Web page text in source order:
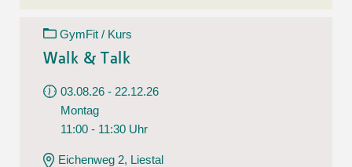
GymFit / Kurs
Walk & Talk
03.08.26 - 22.12.26
Montag
11:00 - 11:30 Uhr
Eichenweg 2, Liestal